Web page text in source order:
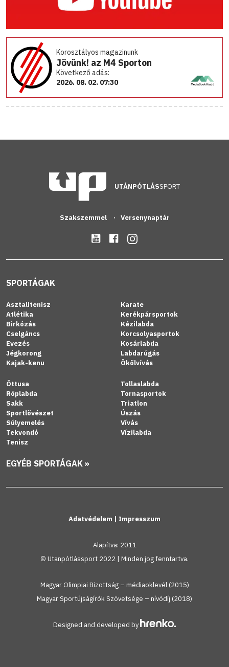
Korosztályos magazinunk
Jövünk! az M4 Sporton
Következő adás:
2026. 08. 02. 07:30
UTÁNPÓTLÁSSPORT
Szakszemmel Versenynaptár
SPORTÁGAK
Asztalitenisz
Atlétika
Birkózás
Cselgáncs
Evezés
Jégkorong
Kajak-kenu
Karate
Kerékpársportok
Kézilabda
Korcsolyasportok
Kosárlabda
Labdarúgás
Ökölvívás
Öttusa
Röplabda
Sakk
Sportlövészet
Súlyemelés
Tekvondó
Tenisz
Tollaslabda
Tornasportok
Triatlon
Úszás
Vívás
Vízilabda
EGYÉB SPORTÁGAK »
Adatvédelem | Impresszum
Alapítva: 2011
© Utanpótlássport 2022 | Minden jog fenntartva.
Magyar Olimpiai Bizottság – médiaoklevél (2015)
Magyar Sportújságírók Szövetsége – nívódíj (2018)
Designed and developed by